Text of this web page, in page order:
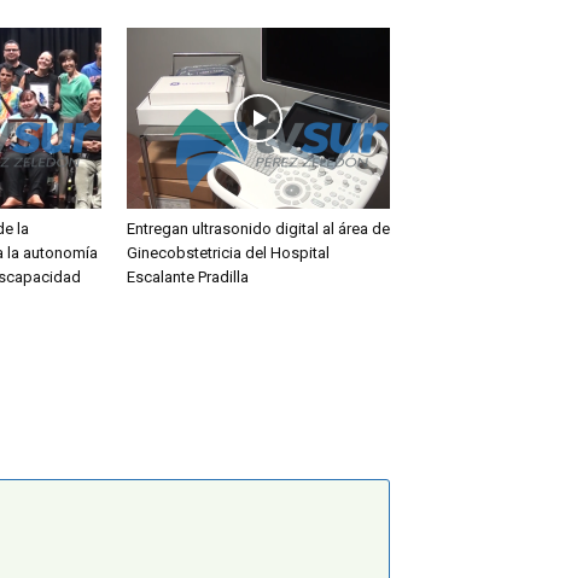
la
la autonomía
Entregan ultrasonido digital al área de
Ginecobstetricia del Hospital
Escalante Pradilla